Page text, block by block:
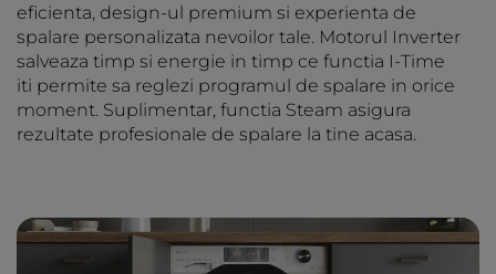
eficienta, design-ul premium si experienta de
spalare personalizata nevoilor tale. Motorul Inverter
salveaza timp si energie in timp ce functia I-Time
iti permite sa reglezi programul de spalare in orice
moment. Suplimentar, functia Steam asigura
rezultate profesionale de spalare la tine acasa.